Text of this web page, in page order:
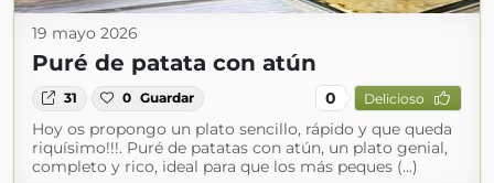
19 mayo 2026
Puré de patata con atún
31 0 Guardar 0 Delicioso
Hoy os propongo un plato sencillo, rápido y que queda
riquísimo!!!. Puré de patatas con atún, un plato genial,
completo y rico, ideal para que los más peques (...)